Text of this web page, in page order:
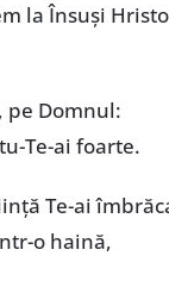
la Însuși
pe Domnul:
Te-ai foarte.
Te-ai
o haină,